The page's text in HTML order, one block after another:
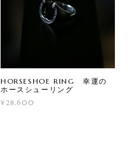
HORSESHOE RING 幸運の
ホースシューリング
¥28,600